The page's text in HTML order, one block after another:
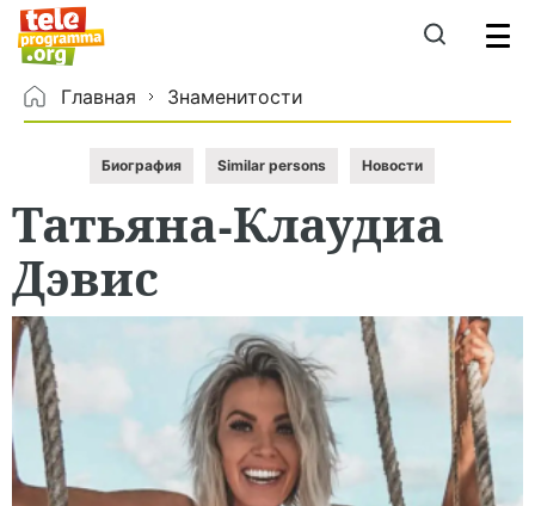
Главная Знаменитости
Биография Similar persons Новости
Татьяна-Клаудиа
Дэвис